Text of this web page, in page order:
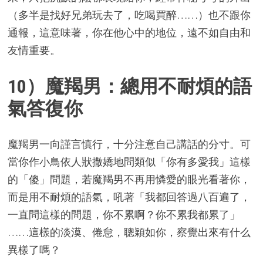
（多半是找好兄弟玩去了，吃喝買醉……）也不跟你
通報，這意味著，你在他心中的地位，遠不如自由和
友情重要。
10）魔羯男：總用不耐煩的語
氣答復你
魔羯男一向謹言慎行，十分注意自己講話的分寸。可
當你作小鳥依人狀撒嬌地問類似「你有多愛我」這樣
的「傻」問題，若魔羯男不再用憐愛的眼光看著你，
而是用不耐煩的語氣，吼著「我都回答過八百遍了，
一直問這樣的問題，你不累啊？你不累我都累了」
……這樣的淡漠、倦怠，聰穎如你，察覺出來有什么
異樣了嗎？